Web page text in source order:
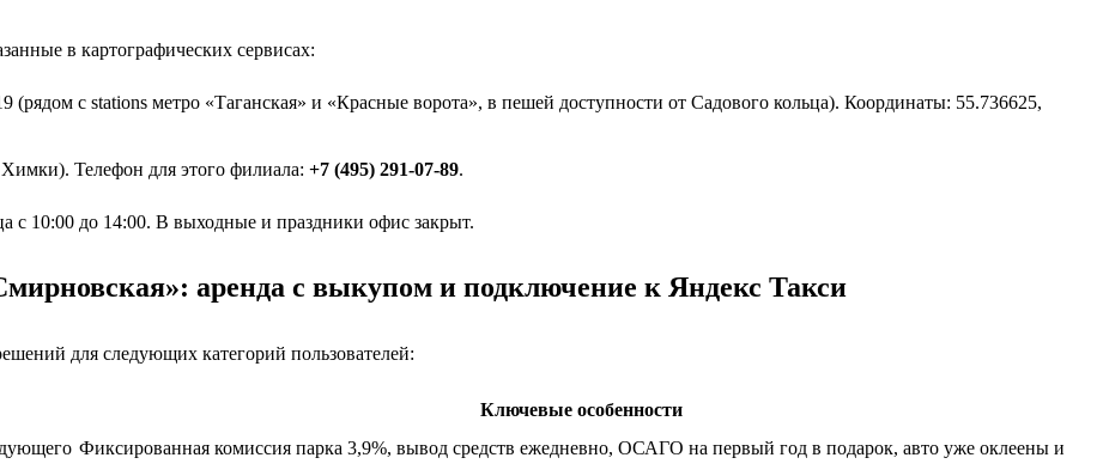
в картографических сервисах:
(рядом с stations метро «Таганская» и «Красные ворота», в пешей доступности от Садового кольца). Координаты: 55.736625,
Телефон для этого филиала: +7 (495) 291-07-89.
с 10:00 до 14:00. В выходные и праздники офис закрыт.
аренда с выкупом и подключение к Яндекс Такси
для следующих категорий пользователей:
Ключевые особенности
Фиксированная комиссия парка 3,9%, вывод средств ежедневно, ОСАГО на первый год в подарок, авто уже оклеены и